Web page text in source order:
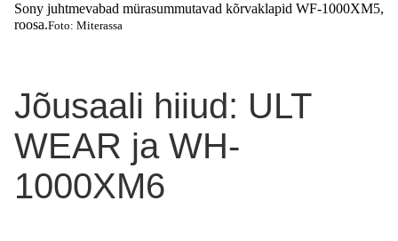
Sony juhtmevabad mürasummutavad kõrvaklapid WF-1000XM5,
roosa.Foto: Miterassa
Jõusaali hiiud: ULT
WEAR ja WH-
1000XM6